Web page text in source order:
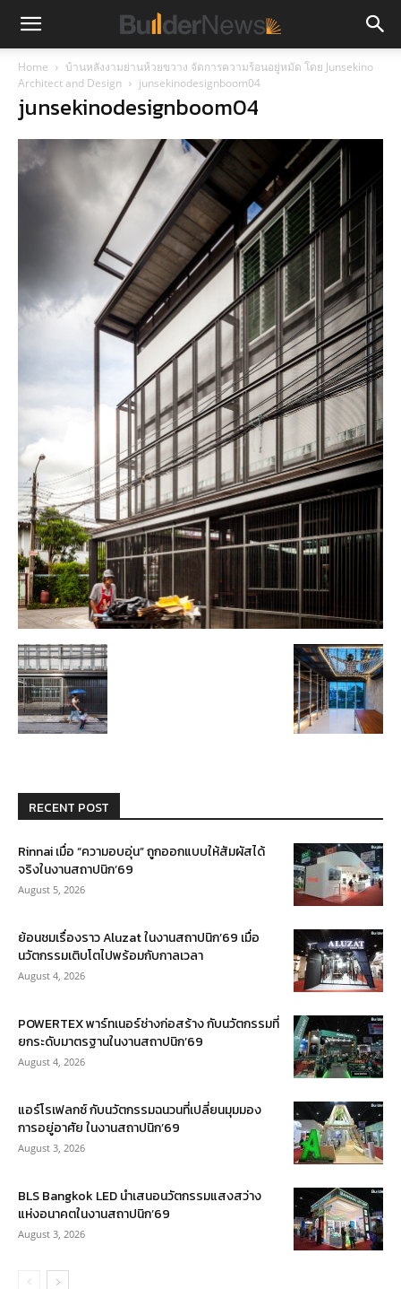
Home
บ้านหลังงามย่านห้วยขวาง จัดการความร้อนอยู่หมัด โดย Junsekino
Architect and Design
junsekinodesignboom04
junsekinodesignboom04
RECENT POST
Rinnai เมื่อ “ความอบอุ่น” ถูกออกแบบให้สัมผัสได้
จริงในงานสถาปนิก’69
August 5, 2026
ย้อนชมเรื่องราว Aluzat ในงานสถาปนิก’69 เมื่อ
นวัตกรรมเติบโตไปพร้อมกับกาลเวลา
August 4, 2026
POWERTEX พาร์ทเนอร์ช่างก่อสร้าง กับนวัตกรรมที่
ยกระดับมาตรฐานในงานสถาปนิก’69
August 4, 2026
แอร์โรเฟลกซ์ กับนวัตกรรมฉนวนที่เปลี่ยนมุมมอง
การอยู่อาศัย ในงานสถาปนิก’69
August 3, 2026
BLS Bangkok LED นำเสนอนวัตกรรมแสงสว่าง
แห่งอนาคตในงานสถาปนิก’69
August 3, 2026